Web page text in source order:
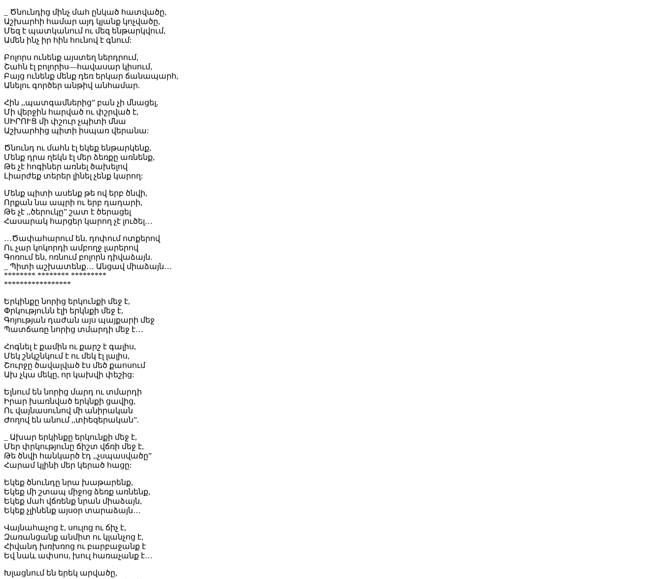
_ Ծնունդից մինչ մահ ընկած հատվածը,
Աշխարհի համար այդ կյանք կոչվածը,
Մեզ է պատկանում ու մեզ ենթարկվում,
Ամեն ինչ իր հին հունով է գնում:
Բոլորս ունենք այստեղ ներդրում,
Շահն էլ բոլորիս—հավասար կիսում,
Բայց ունենք մենք դեռ երկար ճանապարհ,
Անելու գործեր անթիվ անհամար.
Հին ,,պատգամներից” բան չի մնացել,
Մի վերջին հարված ու փշրված է,
ՍԻՐՈՒՑ մի փշուր չպիտի մնա
Աշխարհից պիտի իսպառ վերանա:
Ծնունդ ու մահն էլ եկեք ենթարկենք,
Մենք դրա ղեկն էլ մեր ձեռքը առնենք,
Թե չէ հոգիներ առնել ծախելով
Լիարժեք տերեր լինել չենք կարող:
Մենք պիտի ասենք թե ով երբ ծնվի,
Որքան նա ապրի ու երբ դադարի,
Թե չէ ,,ծերուկը” շատ է ծերացել
Հասարակ հարցեր կարող չէ լուծել…
…Ծափահարում են, դոփում ոտքերով
Ու չար կոկորդի ամբողջ լարերով
Գոռում են, ոռնում բոլորն դիվաձայն.
_ Պիտի աշխատենք… Անցավ միաձայն…
******** ******** *********
*****************
Երկինքը նորից երկունքի մեջ է,
Փրկությունն էլի երկնքի մեջ է,
Գոյության դաժան այս պայքարի մեջ
Պատճառը նորից տմարդի մեջ է…
Հոգնել է քամին ու քարշ է գալիս,
Մեկ շնկշնկում է ու մեկ էլ լալիս,
Շուրջը ծավալված էս մեծ քաոսում
Ախ չկա մեկը, որ կախվի փեշից:
Ելնում են նորից մարդ ու տմարդի
Իրար խառնված երկնքի ցավից,
Ու վայնասունով մի անիրական
Ժողով են անում ,,տիեզերական”.
_ Ախար երկինքը երկունքի մեջ է,
Մեր փրկությունը ճիշտ վճռի մեջ է,
Թե ծնվի հանկարծ էդ ,,չսպասվածը”
Հարամ կլինի մեր կերած հացը:
Եկեք ծնունդը նրա խաթարենք,
Եկեք մի շտապ միջոց ձեռք առնենք,
Եկեք մահ վճռենք նրան միաձայն,
Եկեք չլինենք այսօր տարաձայն…
Վայնահաչոց է, սուլոց ու ճիչ է,
Զառանցանք անմիտ ու կլանչոց է,
Հիվանդ խռխռոց ու բարբաջանք է
Եվ նաև ափսոս, խուլ հառաչանք է…
Խլացնում են երեկ արվածը,